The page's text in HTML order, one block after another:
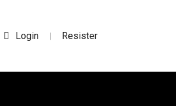
Login | Resister